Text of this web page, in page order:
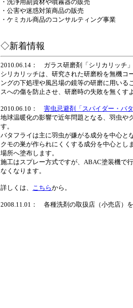
・洗浄用副資材や噴霧器の販売
・公害や迷惑対策商品の販売
・ケミカル商品のコンサルティング事業
◇新着情報
2010.06.14： ガラス研磨剤「シリカリッチ
シリカリッチは、研究された研磨粉を無機コ
ングの下処理や風呂場の鏡等の研磨に用いる
スへの傷を防止させ、研磨時の失敗を無くす
2010.06.10： 害虫忌避剤「スパイダー・バ
地球温暖化の影響で近年問題となる、羽虫や
す。
バタフライは主に羽虫が嫌がる成分を中心と
クモの巣が作られにくくする成分を中心とし
場所へ塗布します。
施工はスプレー方式ですが、ABAC塗装機で
なくなります。
詳しくは、 こちらから。
2008.11.01： 各種洗剤の取扱店（小売店）